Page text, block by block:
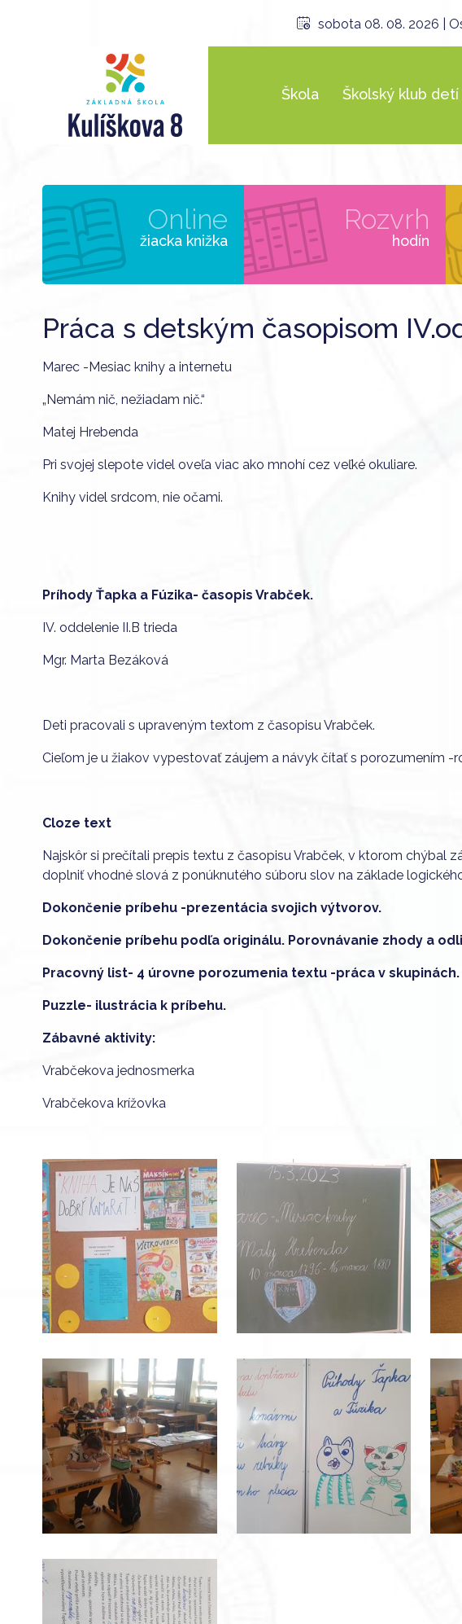
sobota 08. 08. 2026 |
Škola Školský klub detí
Online
žiacka knižka
Rozvrh
hodín
Práca s detským časopisom
Marec -Mesiac knihy a internetu
„Nemám nič, nežiadam nič.“
Matej Hrebenda
Pri svojej slepote videl oveľa viac ako mnohí cez veľké okuliare.
Knihy videl srdcom, nie očami.
Príhody Ťapka a Fúzika- časopis Vrabček.
IV. oddelenie II.B trieda
Mgr. Marta Bezáková
Deti pracovali s upraveným textom z časopisu Vrabček.
Cieľom je u žiakov vypestovať záujem a návyk čítať s porozumením -
Cloze text
Najskôr si prečítali prepis textu z časopisu Vrabček, v ktorom chýbal
doplniť vhodné slová z ponúknutého súboru slov na základe
Dokončenie príbehu -prezentácia svojich výtvorov.
Dokončenie príbehu podľa originálu. Porovnávanie zhody a
Pracovný list- 4 úrovne porozumenia textu -práca v skupinách.
Puzzle- ilustrácia k príbehu.
Zábavné aktivity:
Vrabčekova jednosmerka
Vrabčekova krížovka